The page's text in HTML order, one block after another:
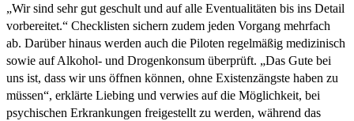
„Wir sind sehr gut geschult und auf alle Eventualitäten bis ins Detail
vorbereitet.“ Checklisten sichern zudem jeden Vorgang mehrfach
ab. Darüber hinaus werden auch die Piloten regelmäßig medizinisch
sowie auf Alkohol- und Drogenkonsum überprüft. „Das Gute bei
uns ist, dass wir uns öffnen können, ohne Existenzängste haben zu
müssen“, erklärte Liebing und verwies auf die Möglichkeit, bei
psychischen Erkrankungen freigestellt zu werden, während das